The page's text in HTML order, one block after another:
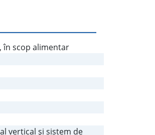
în scop alimentar
vertical şi sistem de